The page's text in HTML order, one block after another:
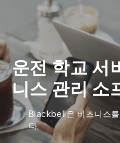
운전 학교 서
니스 관리 소
Blackbell은 비즈니스
다.